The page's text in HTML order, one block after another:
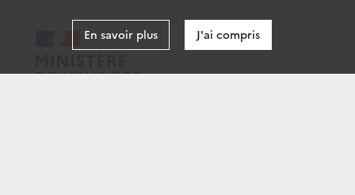
En savoir plus J'ai compris